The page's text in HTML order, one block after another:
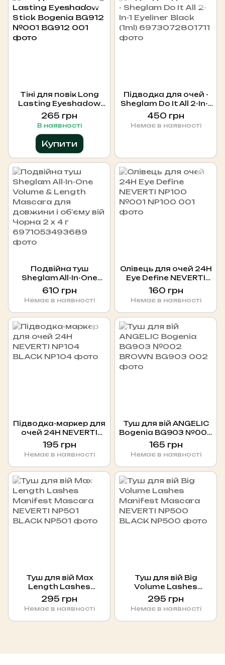
Тіні для повік Long
Lasting Eyeshadow
Stick Bogenia BG912
№001
265 грн
В наявності
Купити
Підводка для очей -
Sheglam Do It All 2-In-1
Eyeliner Black (1ml)
450 грн
Немає в наявності
Подвійна туш
Sheglam All-In-One
Volume & Length
Mascara для
довжини і об'єму вій
Чорна 2 х 4 г
610 грн
Немає в наявності
Олівець для очей 24H
Eye Define NEVERTI
NP100 №001
160 грн
Немає в наявності
Підводка-маркер для
очей 24H NEVERTI
NP104 BLACK
195 грн
Немає в наявності
Туш для вій ANGELIC
Bogenia BG903 №002
BROWN
165 грн
Немає в наявності
Туш для вій Max
Length Lashes
Manifest Mascara
NEVERTI NP501 BLACK
295 грн
Немає в наявності
Туш для вій Big
Volume Lashes
Manifest Mascara
NEVERTI NP500 BLACK
295 грн
Немає в наявності